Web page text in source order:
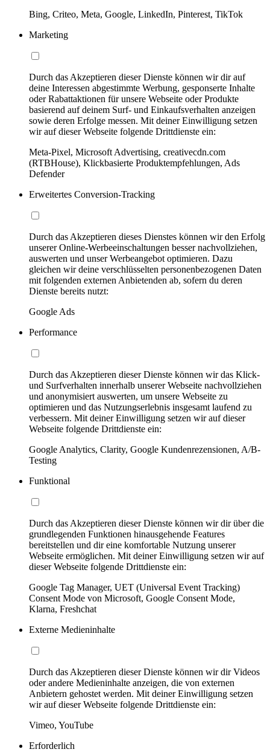
Bing, Criteo, Meta, Google, LinkedIn, Pinterest, TikTok
Marketing
Durch das Akzeptieren dieser Dienste können wir dir auf
deine Interessen abgestimmte Werbung, gesponserte Inhalte
oder Rabattaktionen für unsere Webseite oder Produkte
basierend auf deinem Surf- und Einkaufsverhalten anzeigen
sowie deren Erfolge messen. Mit deiner Einwilligung setzen
wir auf dieser Webseite folgende Drittdienste ein:
Meta-Pixel, Microsoft Advertising, creativecdn.com
(RTBHouse), Klickbasierte Produktempfehlungen, Ads
Defender
Erweitertes Conversion-Tracking
Durch das Akzeptieren dieses Dienstes können wir den Erfolg
unserer Online-Werbeeinschaltungen besser nachvollziehen,
auswerten und unser Werbeangebot optimieren. Dazu
gleichen wir deine verschlüsselten personenbezogenen Daten
mit folgenden externen Anbietenden ab, sofern du deren
Dienste bereits nutzt:
Google Ads
Performance
Durch das Akzeptieren dieser Dienste können wir das Klick-
und Surfverhalten innerhalb unserer Webseite nachvollziehen
und anonymisiert auswerten, um unsere Webseite zu
optimieren und das Nutzungserlebnis insgesamt laufend zu
verbessern. Mit deiner Einwilligung setzen wir auf dieser
Webseite folgende Drittdienste ein:
Google Analytics, Clarity, Google Kundenrezensionen, A/B-
Testing
Funktional
Durch das Akzeptieren dieser Dienste können wir dir über die
grundlegenden Funktionen hinausgehende Features
bereitstellen und dir eine komfortable Nutzung unserer
Webseite ermöglichen. Mit deiner Einwilligung setzen wir auf
dieser Webseite folgende Drittdienste ein:
Google Tag Manager, UET (Universal Event Tracking)
Consent Mode von Microsoft, Google Consent Mode,
Klarna, Freshchat
Externe Medieninhalte
Durch das Akzeptieren dieser Dienste können wir dir Videos
oder andere Medieninhalte anzeigen, die von externen
Anbietern gehostet werden. Mit deiner Einwilligung setzen
wir auf dieser Webseite folgende Drittdienste ein:
Vimeo, YouTube
Erforderlich